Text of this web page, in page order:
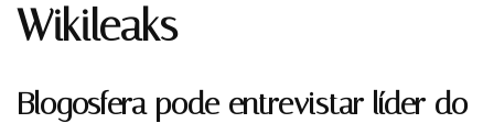
Wikileaks
Blogosfera pode entrevistar líder do